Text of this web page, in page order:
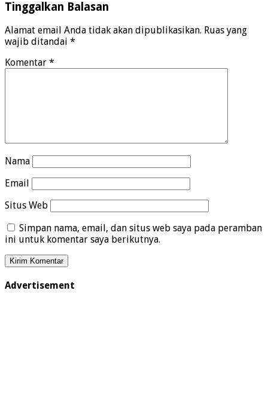
Tinggalkan Balasan
Alamat email Anda tidak akan dipublikasikan. Ruas yang
wajib ditandai *
Komentar *
Nama
Email
Situs Web
Simpan nama, email, dan situs web saya pada peramban
ini untuk komentar saya berikutnya.
Advertisement